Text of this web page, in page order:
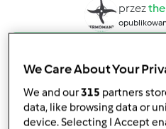
przez
podziel się
We Care About Your
We and our315 partners
data, like browsing data or
device. Selecting I Accept